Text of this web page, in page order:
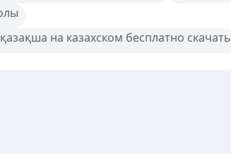
на казахском бесплатно скачать